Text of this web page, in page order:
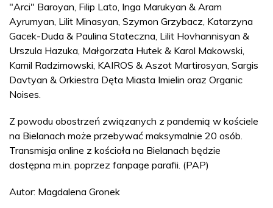
"Arci" Baroyan, Filip Lato, Inga Marukyan & Aram
Ayrumyan, Lilit Minasyan, Szymon Grzybacz, Katarzyna
Gacek-Duda & Paulina Stateczna, Lilit Hovhannisyan &
Urszula Hazuka, Małgorzata Hutek & Karol Makowski,
Kamil Radzimowski, KAIROS & Aszot Martirosyan, Sargis
Davtyan & Orkiestra Dęta Miasta Imielin oraz Organic
Noises.
Z powodu obostrzeń związanych z pandemią w kościele
na Bielanach może przebywać maksymalnie 20 osób.
Transmisja online z kościoła na Bielanach będzie
dostępna m.in. poprzez fanpage parafii. (PAP)
Autor: Magdalena Gronek